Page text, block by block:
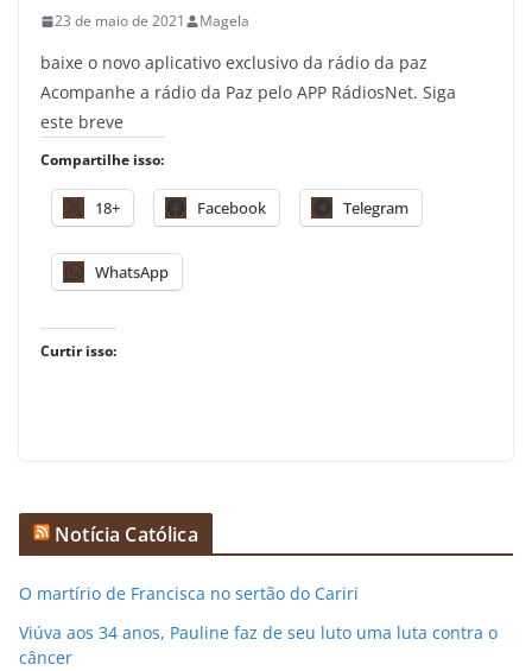
23 de maio de 2021 Magela
baixe o novo aplicativo exclusivo da rádio da paz
Acompanhe a rádio da Paz pelo APP RádiosNet. Siga
este breve
Compartilhe isso:
18+ Facebook Telegram
WhatsApp
Curtir isso:
Notícia Católica
O martírio de Francisca no sertão do Cariri
Viúva aos 34 anos, Pauline faz de seu luto uma luta contra o
câncer